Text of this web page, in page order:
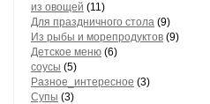
из овощей (11)
Для праздничного стола (9)
Из рыбы и морепродуктов (9)
Детское меню (6)
соусы (5)
Разное_интересное (3)
Супы (3)